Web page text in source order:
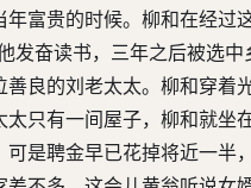
富贵的时候。柳和在经过
发奋读书，三年之后被选
良的刘老太太。柳和穿着
太只有一间屋子，柳和就
是聘金早已花掉将近一半